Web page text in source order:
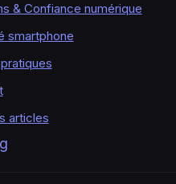
& Confiance numérique
smartphone
articles